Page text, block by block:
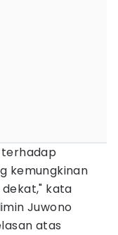
terhadap
kemungkinan
kata
Juwono
atas